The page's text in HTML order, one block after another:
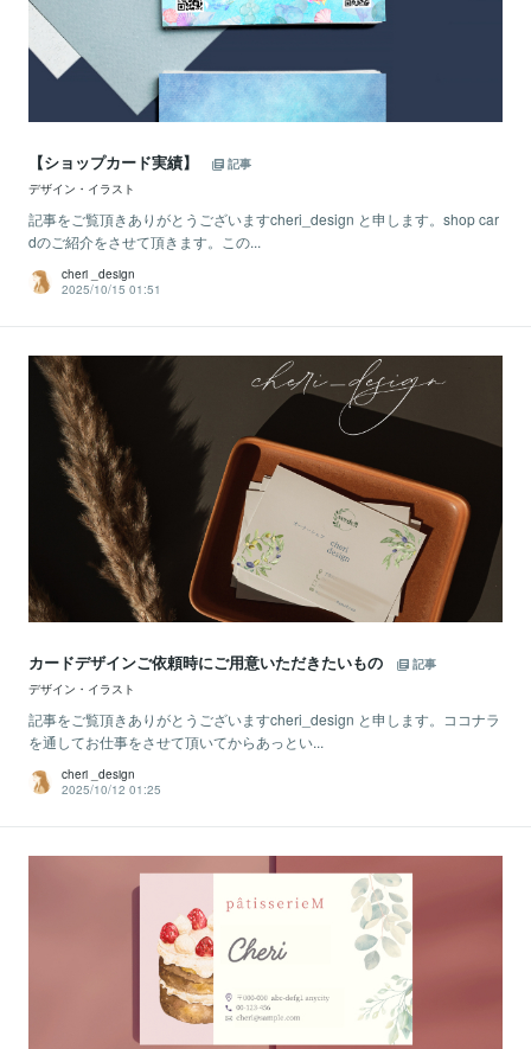
【ショップカード実績】
記事
デザイン・イラスト
記事をご覧頂きありがとうございますcheri_design と申します。shop car
dのご紹介をさせて頂きます。この...
cheri _design
2025/10/15 01:51
カードデザインご依頼時にご用意いただきたいもの
記事
デザイン・イラスト
記事をご覧頂きありがとうございますcheri_design と申します。ココナラ
を通してお仕事をさせて頂いてからあっとい...
cheri _design
2025/10/12 01:25